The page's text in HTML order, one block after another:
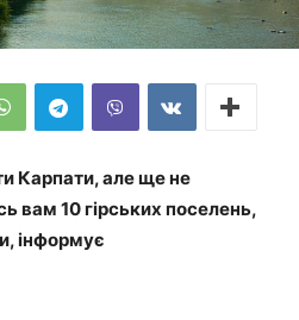
Карпати, але ще не
вам 10 гірських поселень,
інформує